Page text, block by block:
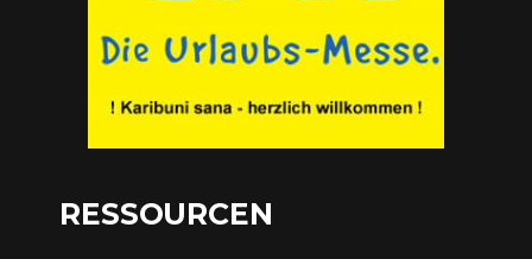
RESSOURCEN